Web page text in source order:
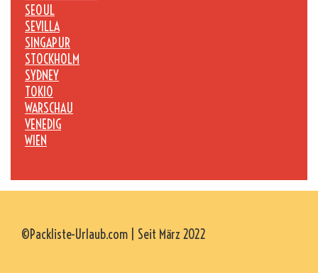
SEOUL
SEVILLA
SINGAPUR
STOCKHOLM
SYDNEY
TOKIO
WARSCHAU
VENEDIG
WIEN
©Packliste-Urlaub.com | Seit März 2022